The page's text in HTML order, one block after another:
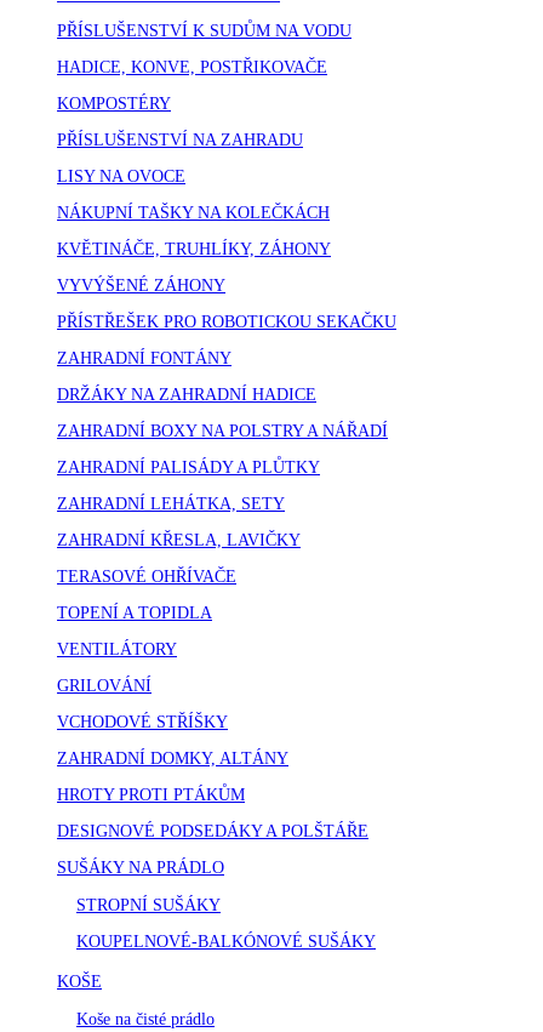
PŘÍSLUŠENSTVÍ K SUDŮM NA VODU
HADICE, KONVE, POSTŘIKOVAČE
KOMPOSTÉRY
PŘÍSLUŠENSTVÍ NA ZAHRADU
LISY NA OVOCE
NÁKUPNÍ TAŠKY NA KOLEČKÁCH
KVĚTINÁČE, TRUHLÍKY, ZÁHONY
VYVÝŠENÉ ZÁHONY
PŘÍSTŘEŠEK PRO ROBOTICKOU SEKAČKU
ZAHRADNÍ FONTÁNY
DRŽÁKY NA ZAHRADNÍ HADICE
ZAHRADNÍ BOXY NA POLSTRY A NÁŘADÍ
ZAHRADNÍ PALISÁDY A PLŮTKY
ZAHRADNÍ LEHÁTKA, SETY
ZAHRADNÍ KŘESLA, LAVIČKY
TERASOVÉ OHŘÍVAČE
TOPENÍ A TOPIDLA
VENTILÁTORY
GRILOVÁNÍ
VCHODOVÉ STŘÍŠKY
ZAHRADNÍ DOMKY, ALTÁNY
HROTY PROTI PTÁKŮM
DESIGNOVÉ PODSEDÁKY A POLŠTÁŘE
SUŠÁKY NA PRÁDLO
STROPNÍ SUŠÁKY
KOUPELNOVÉ-BALKÓNOVÉ SUŠÁKY
KOŠE
Koše na čisté prádlo